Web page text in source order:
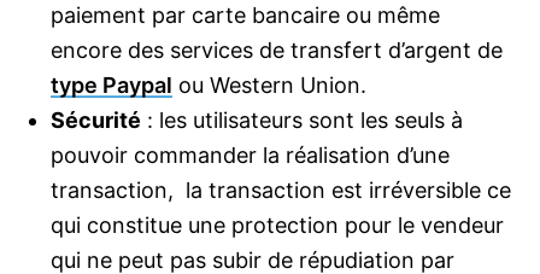
paiement par carte bancaire ou même
encore des services de transfert d’argent de
type Paypal ou Western Union.
Sécurité : les utilisateurs sont les seuls à
pouvoir commander la réalisation d’une
transaction, la transaction est irréversible ce
qui constitue une protection pour le vendeur
qui ne peut pas subir de répudiation par